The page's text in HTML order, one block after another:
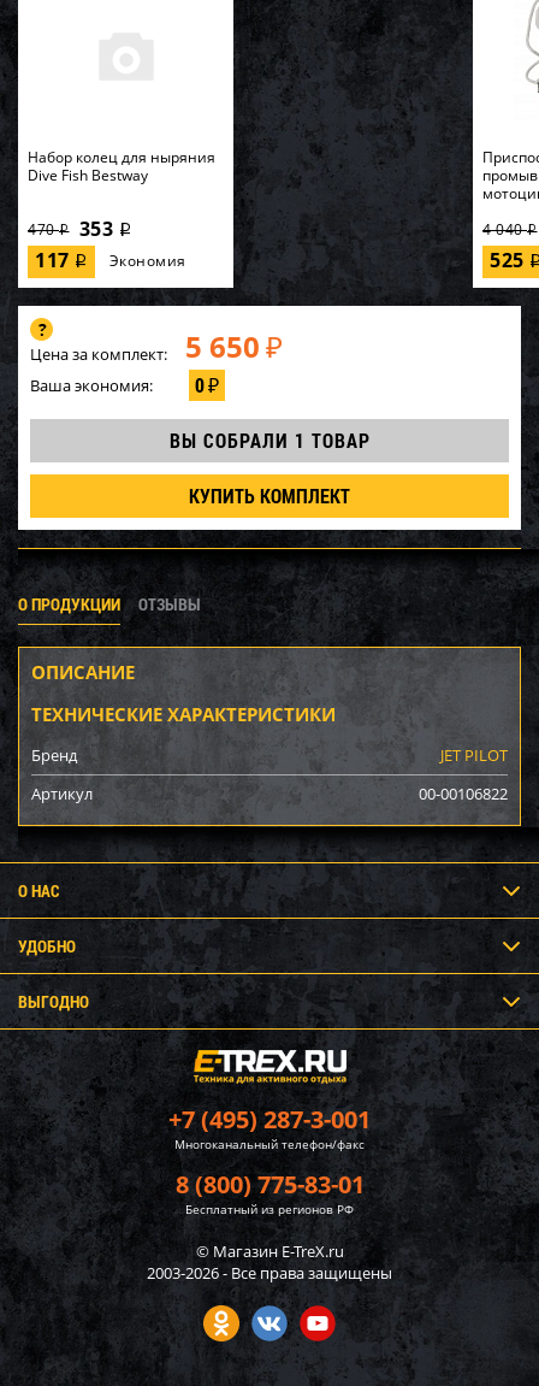
Набор колец для ныряния
Dive Fish Bestway
470i 353 i
117 i Экономия
4 040i
525
Цена за комплект: 5 650 ₽
Ваша экономия: 0₽
ВЫ СОБРАЛИ 1 ТОВАР
КУПИТЬ КОМПЛЕКТ
О ПРОДУКЦИИ ОТЗЫВЫ
ОПИСАНИЕ
ТЕХНИЧЕСКИЕ ХАРАКТЕРИСТИКИ
Бренд
JET PILOT
Артикул
00-00106822
+7 (495) 287-3-001
Многоканальный телефон/факс
8 (800) 775-83-01
Бесплатный из регионов РФ
© Магазин E-TreX.ru
2003-2026 - Все права защищены
О НАС
УДОБНО
ВЫГОДНО